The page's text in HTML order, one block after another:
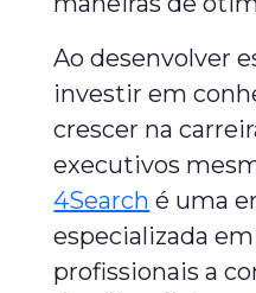
Ao desenvolver
investir em
crescer na
executivos
4Search é uma
especializada
profissionais a